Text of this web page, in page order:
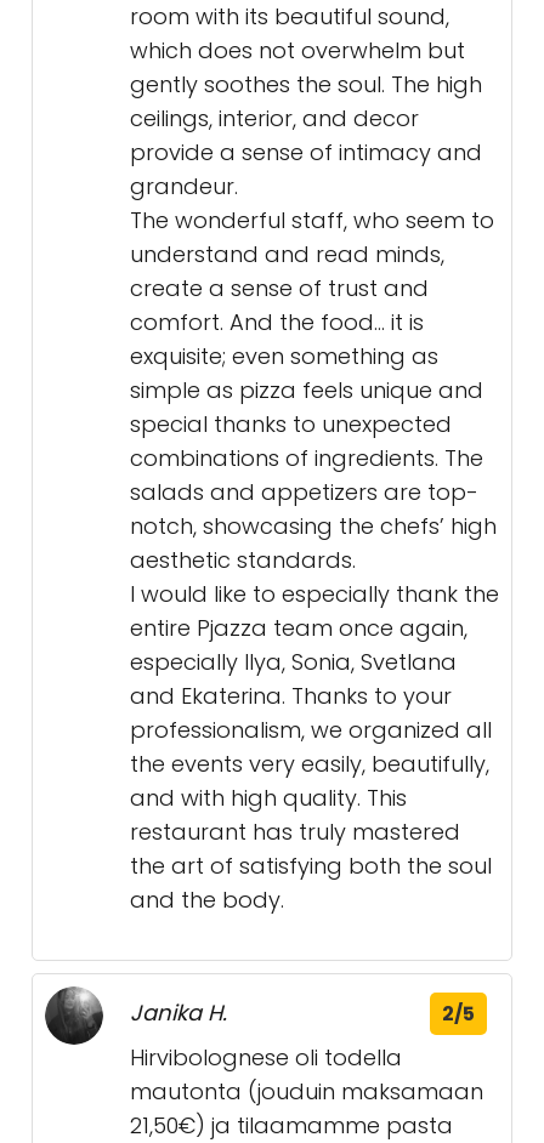
room with its beautiful sound,
which does not overwhelm but
gently soothes the soul. The high
ceilings, interior, and decor
provide a sense of intimacy and
grandeur.
The wonderful staff, who seem to
understand and read minds,
create a sense of trust and
comfort. And the food… it is
exquisite; even something as
simple as pizza feels unique and
special thanks to unexpected
combinations of ingredients. The
salads and appetizers are top-
notch, showcasing the chefs’ high
aesthetic standards.
I would like to especially thank the
entire Pjazza team once again,
especially Ilya, Sonia, Svetlana
and Ekaterina. Thanks to your
professionalism, we organized all
the events very easily, beautifully,
and with high quality. This
restaurant has truly mastered
the art of satisfying both the soul
and the body.
Janika H. 2/5
Hirvibolognese oli todella
mautonta (jouduin maksamaan
21,50€) ja tilaamamme pasta